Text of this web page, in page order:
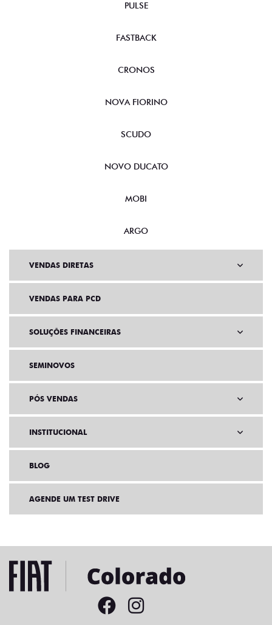
PULSE
FASTBACK
CRONOS
NOVA FIORINO
SCUDO
NOVO DUCATO
MOBI
ARGO
VENDAS DIRETAS
VENDAS PARA PCD
SOLUÇÕES FINANCEIRAS
SEMINOVOS
PÓS VENDAS
INSTITUCIONAL
BLOG
AGENDE UM TEST DRIVE